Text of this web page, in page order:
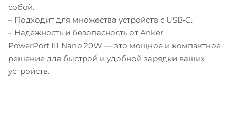
собой.
– Подходит для множества устройств с USB‑C.
– Надёжность и безопасность от Anker.
PowerPort III Nano 20W — это мощное и компактное
решение для быстрой и удобной зарядки ваших
устройств.